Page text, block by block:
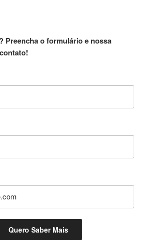
Preencha o formulário e nossa